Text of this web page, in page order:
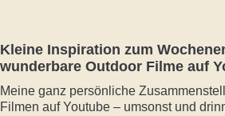
Kleine Inspiration zum
wunderbare Outdoor Filme auf
Meine ganz persönliche
Filmen auf Youtube – umsonst und